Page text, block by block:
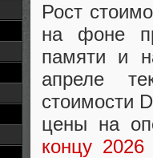
Рост
на фоне
памяти и
апреле
стоимости
цены на
концу 2026